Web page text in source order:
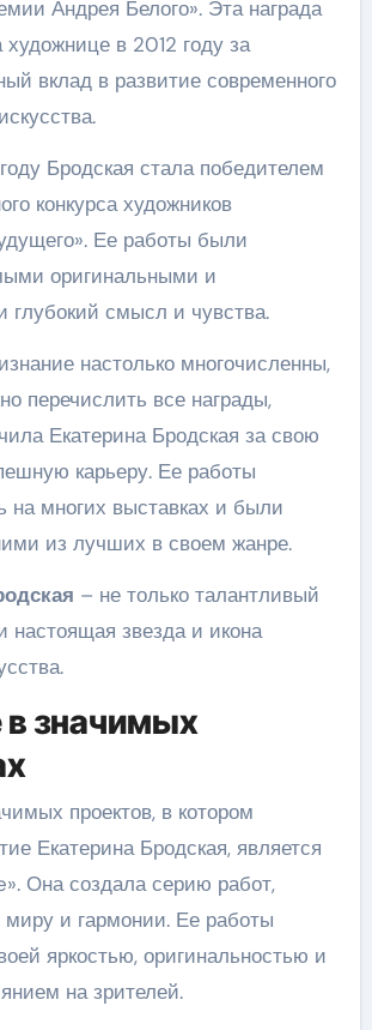
Андрея Белого». Эта награда
в 2012 году за
вклад в развитие современного
Бродская стала победителем
конкурса художников
Ее работы были
оригинальными и
смысл и чувства.
настолько многочисленны,
перечислить все награды,
Екатерина Бродская за свою
карьеру. Ее работы
на многих выставках и были
из лучших в своем жанре.
– не только талантливый
настоящая звезда и икона
в значимых
проектов, в котором
Екатерина Бродская, является
Она создала серию работ,
и гармонии. Ее работы
яркостью, оригинальностью и
на зрителей.